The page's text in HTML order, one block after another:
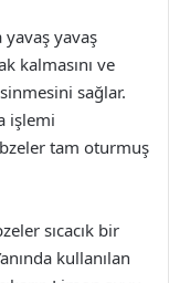
yavaş yavaş
kalmasını ve
sağlar.
işlemi
tam oturmuş
sıcacık bir
kullanılan